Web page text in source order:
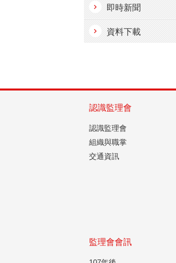
即時新聞
資料下載
認識監理會
認識監理會
組織與職掌
交通資訊
監理會會訊